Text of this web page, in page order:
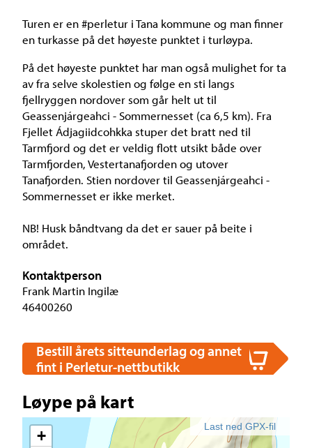
Turen er en #perletur i Tana kommune og man finner
en turkasse på det høyeste punktet i turløypa.
På det høyeste punktet har man også mulighet for ta
av fra selve skolestien og følge en sti langs
fjellryggen nordover som går helt ut til
Geassenjárgeahci - Sommernesset (ca 6,5 km). Fra
Fjellet Ádjagiidcohkka stuper det bratt ned til
Tarmfjord og det er veldig flott utsikt både over
Tarmfjorden, Vestertanafjorden og utover
Tanafjorden. Stien nordover til Geassenjárgeahci -
Sommernesset er ikke merket.
NB! Husk båndtvang da det er sauer på beite i
området.
Kontaktperson
Frank Martin Ingilæ
46400260
Bestill årets sitteunderlag og annet
fint i Perletur-nettbutikk
Løype på kart
Last ned GPX-fil
+